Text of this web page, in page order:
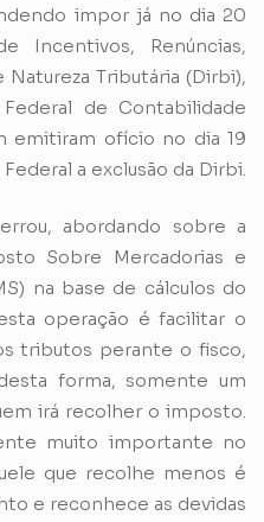
impor já no dia 20
Incentivos, Renúncias,
Tributária (Dirbi),
de Contabilidade
emitiram ofício no dia 19
a exclusão da Dirbi.
abordando sobre a
Sobre Mercadorias e
na base de cálculos do
operação é facilitar o
tributos perante o fisco,
forma, somente um
irá recolher o imposto.
muito importante no
que recolhe menos é
e reconhece as devidas